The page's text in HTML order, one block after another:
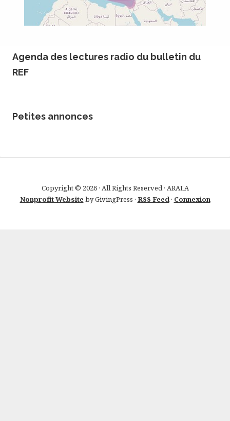
Agenda des lectures radio du bulletin du
REF
Petites annonces
Copyright © 2026 · All Rights Reserved · ARALA
Nonprofit Website by GivingPress · RSS Feed · Connexion